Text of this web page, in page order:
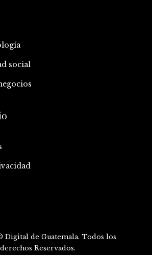
social
Digital de Guatemala. Todos los
derechos Reservados.